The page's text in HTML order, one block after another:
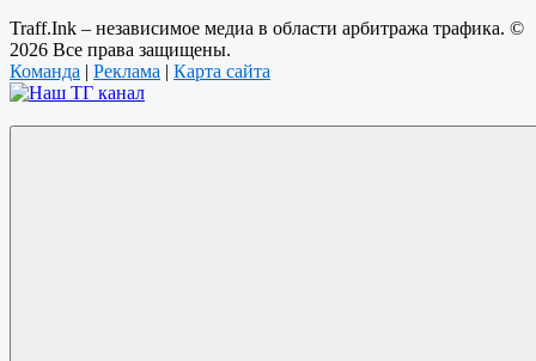
Traff.Ink – независимое медиа в области арбитража трафика. ©
2026 Все права защищены.
Команда
Реклама Карта сайта